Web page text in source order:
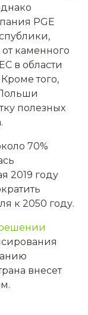
PGE
каменного
в области
того,
полезных
70%
2019 году
к 2050 году.
внесет